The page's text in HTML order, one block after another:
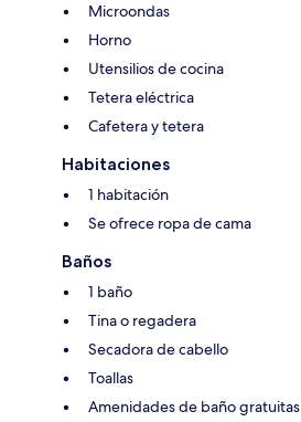
Microondas
Horno
Utensilios de cocina
Tetera eléctrica
Cafetera y tetera
Habitaciones
1 habitación
Se ofrece ropa de cama
Baños
1 baño
Tina o regadera
Secadora de cabello
Toallas
Amenidades de baño gratuitas